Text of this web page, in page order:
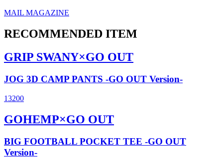
MAIL MAGAZINE
RECOMMENDED ITEM
GRIP SWANY×GO OUT
JOG 3D CAMP PANTS -GO OUT Version-
13200
GOHEMP×GO OUT
BIG FOOTBALL POCKET TEE -GO OUT
Version-